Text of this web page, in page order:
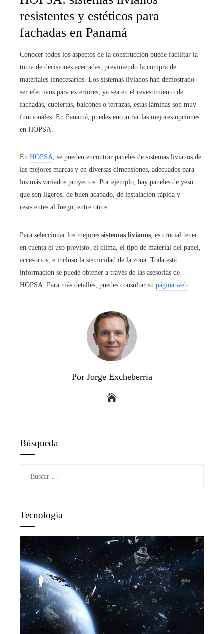
resistentes y estéticos para
fachadas en Panamá
Conocer todos los aspectos de la construcción puede facilitar la
toma de decisiones acertadas, previniendo la compra de
materiales innecesarios. Los sistemas livianos han demostrado
ser efectivos para exteriores; ya sea en el revestimiento de
fachadas, cubiertas, balcones o terrazas, estas láminas son muy
funcionales. En Panamá, puedes encontrar las mejores opciones
en HOPSA.
En HOPSA, se pueden encontrar paneles de sistemas livianos de
las mejores marcas y en diversas dimensiones, adecuados para
los más variados proyectos. Por ejemplo, hay paneles de yeso
que son ligeros, de buen acabado, de instalación rápida y
resistentes al fuego, entre otros.
Para seleccionar los mejores sistemas livianos, es crucial tener
en cuenta el uso previsto, el clima, el tipo de material del panel,
accesorios, e incluso la sismicidad de la zona. Toda esta
información se puede obtener a través de las asesorías de
HOPSA. Para más detalles, puedes consultar su página web.
Por Jorge Excheberria
Búsqueda
Tecnologia